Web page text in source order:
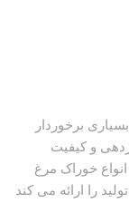
برخوردار
و کیفیت
خوراک مرغ
را ارائه می کند